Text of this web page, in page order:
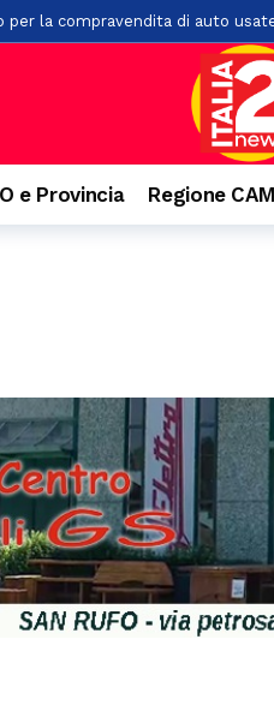
la compravendita di auto
palazzo a Salerno: ipotesi di
di euro in arrivo per i Comuni
del Premio Terre del
di Aldo Moro. Successo per
la Pediatria di Polla al collasso:
da record, 20mila presenze e
dei vicini di casa: 49enne
e Provincia Regione